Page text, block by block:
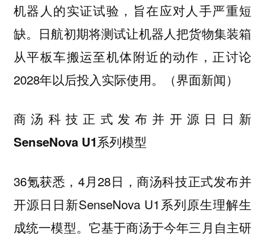
机器人的实证试验，旨在应对人手严重短
缺。日航初期将测试让机器人把货物集装箱
从平板车搬运至机体附近的动作，正讨论
2028年以后投入实际使用。（界面新闻）
商汤科技正式发布并开源日日新
SenseNova U1系列模型
36氪获悉，4月28日，商汤科技正式发布并
开源日日新SenseNova U1系列原生理解生
成统一模型。它基于商汤于今年三月自主研